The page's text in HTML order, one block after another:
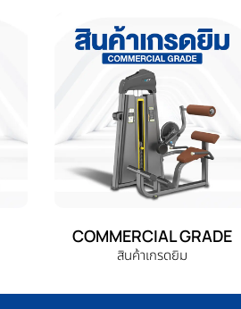
COMMERCIAL GRADE
สินค้าเกรดยิม